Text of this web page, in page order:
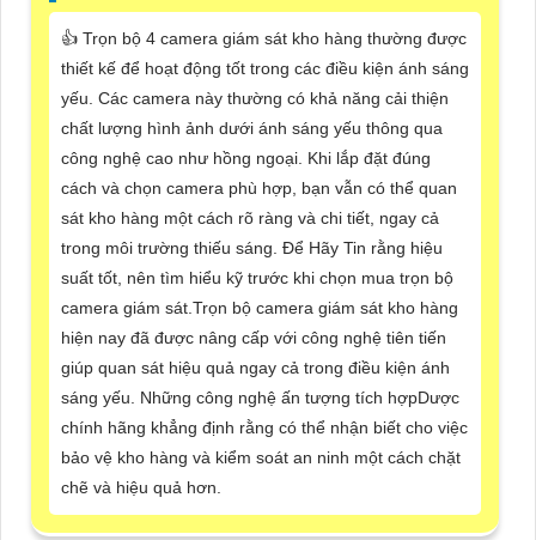
👍 Trọn bộ 4 camera giám sát kho hàng thường được
thiết kế để hoạt động tốt trong các điều kiện ánh sáng
yếu. Các camera này thường có khả năng cải thiện
chất lượng hình ảnh dưới ánh sáng yếu thông qua
công nghệ cao như hồng ngoại. Khi lắp đặt đúng
cách và chọn camera phù hợp, bạn vẫn có thể quan
sát kho hàng một cách rõ ràng và chi tiết, ngay cả
trong môi trường thiếu sáng. Để Hãy Tin rằng hiệu
suất tốt, nên tìm hiểu kỹ trước khi chọn mua trọn bộ
camera giám sát.Trọn bộ camera giám sát kho hàng
hiện nay đã được nâng cấp với công nghệ tiên tiến
giúp quan sát hiệu quả ngay cả trong điều kiện ánh
sáng yếu. Những công nghệ ấn tượng tích hợpDược
chính hãng khẳng định rằng có thể nhận biết cho việc
bảo vệ kho hàng và kiểm soát an ninh một cách chặt
chẽ và hiệu quả hơn.